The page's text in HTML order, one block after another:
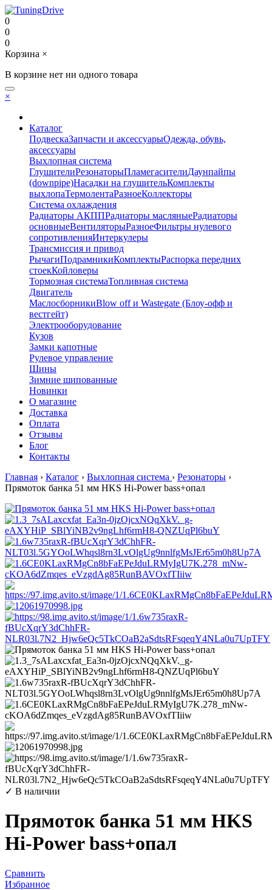
0
0
0
Корзина ×
В корзине нет ни одного товара
×
Каталог
ПодвескаЗапчасти и аксессуарыОдежда, обувь,
аксессуары
Выхлопная система
ГлушителиРезонаторыПламегасителиДаунпайпы
(downpipe)Насадки на глушительКомплекты
выхлопаТермолентаРазноеКоллекторы
Система охлаждения
Радиаторы АКППРадиаторы масляныеРадиаторы
основныеВентиляторыРазноеФильтры нулевого
сопротивленияИнтеркулеры
Трансмиссия и привод
РычагиПодрамникиКомплектыРаспорка передних
стоекКойловеры
Тормозная системаТопливная система
Двигатель
МаслосборникиBlow off и Wastegate (Блоу-офф и
вестгейт)
Электрооборудование
Кузов
Замки капотные
Рулевое управление
Шины
Зимние шипованные
Новинки
О магазине
Доставка
Оплата
Отзывы
Блог
Контакты
Главная › Каталог › Выхлопная система › Резонаторы ›
Прямоток банка 51 мм HKS Hi-Power bass+опал
✓ В наличии
Прямоток банка 51 мм HKS
Hi-Power bass+опал
Сравнить
Избранное